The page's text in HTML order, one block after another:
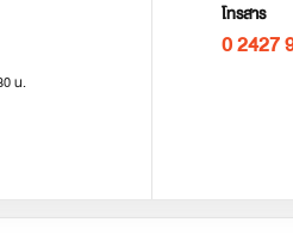
น.
โทรสาร
0 2427